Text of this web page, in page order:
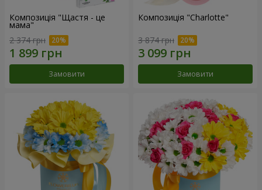
Композиція "Щастя - це
мама"
2 374 грн
Замовити
Композиція "Charlotte"
3 874 грн
Замовити